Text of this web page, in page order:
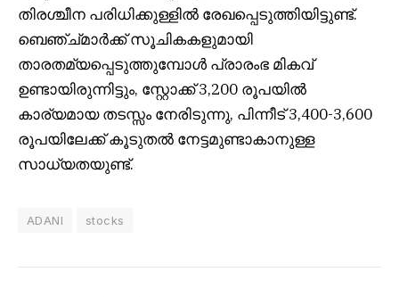
തിരശ്ചീന പരിധിക്കുള്ളിൽ രേഖപ്പെടുത്തിയിട്ടുണ്ട്.
ബെഞ്ച്മാർക്ക് സൂചികകളുമായി
താരതമ്യപ്പെടുത്തുമ്പോൾ പ്രാരംഭ മികവ്
ഉണ്ടായിരുന്നിട്ടും, സ്റ്റോക്ക് 3,200 രൂപയിൽ
കാര്യമായ തടസ്സം നേരിടുന്നു, പിന്നീട് 3,400-3,600
രൂപയിലേക്ക് കൂടുതൽ നേട്ടമുണ്ടാകാനുള്ള
സാധ്യതയുണ്ട്.
ADANI stocks